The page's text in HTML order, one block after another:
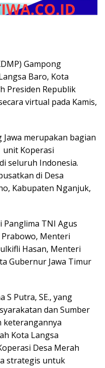
Gampong
Baro, Kota
Presiden Republik
virtual pada Kamis,
Jawa merupakan bagian
unit Koperasi
seluruh Indonesia.
di Desa
Kabupaten Nganjuk,
TNI Agus
Menteri
Hasan, Menteri
Gubernur Jawa Timur
S Putra, SE., yang
dan Sumber
keterangannya
Kota Langsa
Desa Merah
strategis untuk